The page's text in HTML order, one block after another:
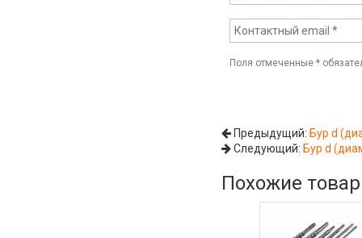
Поля отмеченные*
Предыдущий: Бур d
Следующий: Бур d
Похожие